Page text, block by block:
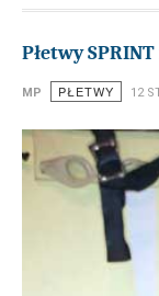
Płetwy
MP PŁETWY 12